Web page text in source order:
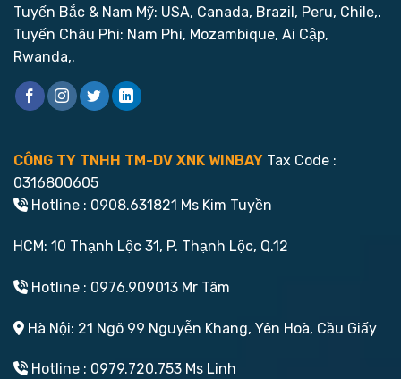
Tuyến Bắc & Nam Mỹ: USA, Canada, Brazil, Peru, Chile,.
Tuyến Châu Phi: Nam Phi, Mozambique, Ai Cập,
Rwanda,.
CÔNG TY TNHH TM-DV XNK WINBAY Tax Code :
0316800605
Hotline : 0908.631821 Ms Kim Tuyền
HCM: 10 Thạnh Lộc 31, P. Thạnh Lộc, Q.12
Hotline : 0976.909013 Mr Tâm
Hà Nội: 21 Ngõ 99 Nguyễn Khang, Yên Hoà, Cầu Giấy
Hotline : 0979.720.753 Ms Linh